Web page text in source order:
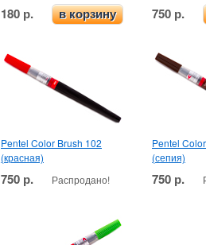
180 р. в корзину 750 р.
Pentel Color Brush 102
(красная)
750 р. Распродано!
Pentel
(сепия)
750 р.